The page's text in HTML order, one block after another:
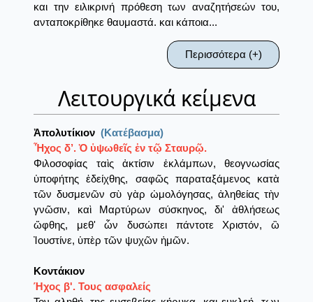
και την ειλικρινή πρόθεση των αναζητήσεών του,
ανταποκρίθηκε θαυμαστά. και κάποια...
Περισσότερα (+)
Λειτουργικά κείμενα
Ἀπολυτίκιον (Κατέβασμα)
Ἦχος δ’. Ὁ ὑψωθεῖς ἐν τῷ Σταυρῷ.
Φιλοσοφίας ταὶς ἀκτίσιν ἐκλάμπων, θεογνωσίας
ὑποφήτης ἐδείχθης, σαφῶς παραταξάμενος κατὰ
τῶν δυσμενῶν σὺ γὰρ ὠμολόγησας, ἀληθείας τὴν
γνῶσιν, καὶ Μαρτύρων σύσκηνος, δι' ἀθλήσεως
ὤφθης, μεθ' ὧν δυσώπει πάντοτε Χριστόν, ὢ
Ἰουστίνε, ὑπὲρ τῶν ψυχῶν ἠμῶν.
Κοντάκιον
Ήχος β'. Τους ασφαλείς